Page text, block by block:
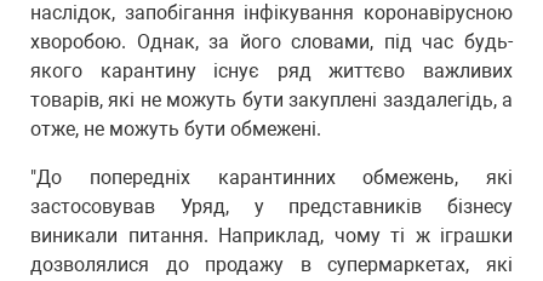
наслідок, запобігання інфікування коронавірусною
хворобою. Однак, за його словами, під час будь-
якого карантину існує ряд життєво важливих
товарів, які не можуть бути закуплені заздалегідь, а
отже, не можуть бути обмежені.
"До попередніх карантинних обмежень, які
застосовував Уряд, у представників бізнесу
виникали питання. Наприклад, чому ті ж іграшки
дозволялися до продажу в супермаркетах, які